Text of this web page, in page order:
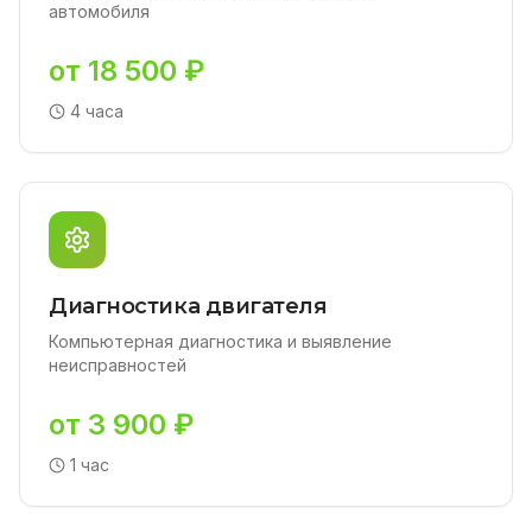
автомобиля
от 18 500 ₽
4 часа
Диагностика двигателя
Компьютерная диагностика и выявление
неисправностей
от 3 900 ₽
1 час